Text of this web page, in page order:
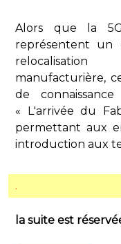
Alors que la
représentent un
manufacturière,
de
« L'arrivée du
permettant aux
introduction aux
.
la suite est